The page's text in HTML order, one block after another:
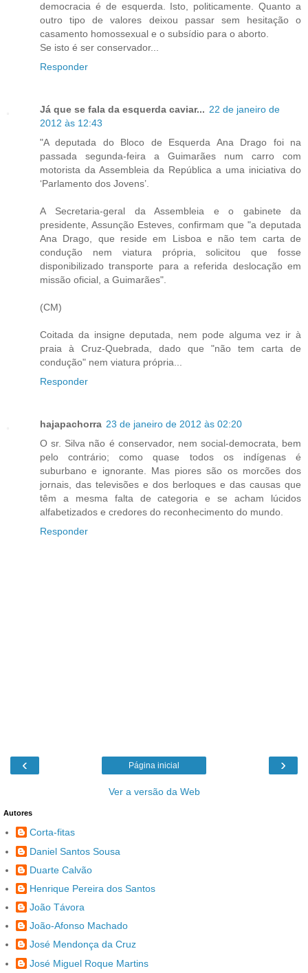
democracia é de esquerda. Isto, politicamente. Quanto a
outro tipo de valores deixou passar sem hesitação o
casamento homossexual e o subsídio para o aborto.
Se isto é ser conservador...
Responder
Já que se fala da esquerda caviar... 22 de janeiro de
2012 às 12:43
"A deputada do Bloco de Esquerda Ana Drago foi na
passada segunda-feira a Guimarães num carro com
motorista da Assembleia da República a uma iniciativa do
‘Parlamento dos Jovens’.
A Secretaria-geral da Assembleia e o gabinete da
presidente, Assunção Esteves, confirmam que "a deputada
Ana Drago, que reside em Lisboa e não tem carta de
condução nem viatura própria, solicitou que fosse
disponibilizado transporte para a referida deslocação em
missão oficial, a Guimarães".
(CM)
Coitada da insigne deputada, nem pode alguma vez ir à
praia à Cruz-Quebrada, dado que "não tem carta de
condução" nem viatura própria...
Responder
hajapachorra 23 de janeiro de 2012 às 02:20
O sr. Silva não é conservador, nem social-democrata, bem
pelo contrário; como quase todos os indígenas é
suburbano e ignorante. Mas piores são os morcões dos
jornais, das televisões e dos berloques e das causas que
têm a mesma falta de categoria e se acham lúcidos
alfabetizados e credores do reconhecimento do mundo.
Responder
‹ ›
Página inicial
Ver a versão da Web
Autores
Corta-fitas
Daniel Santos Sousa
Duarte Calvão
Henrique Pereira dos Santos
João Távora
João-Afonso Machado
José Mendonça da Cruz
José Miguel Roque Martins